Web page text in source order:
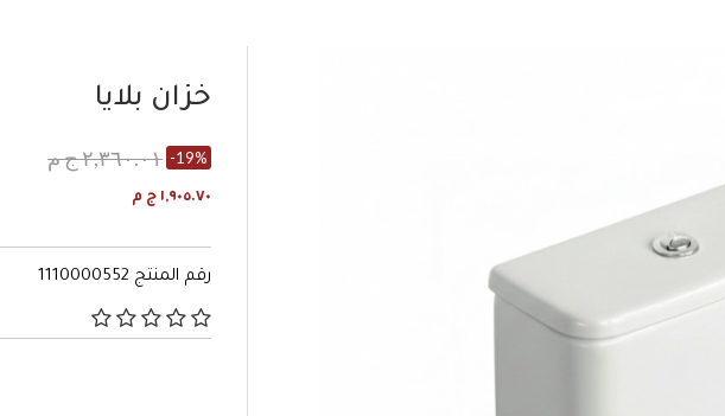
خزان بلايا
٢,٣٦٠.٠١ ج م -19%
١,٩٠٥.٧٠ ج م
رقم المنتج 1110000552